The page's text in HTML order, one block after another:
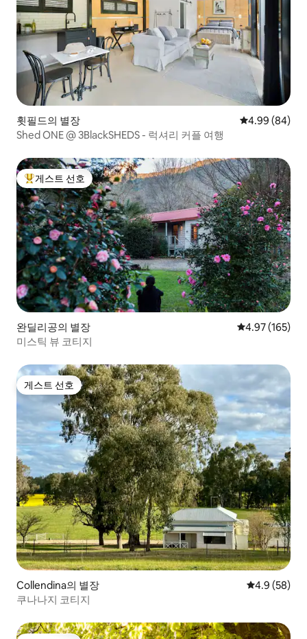
휫필드의 별장 평점 4.99점(5
4.99 (84)
Shed ONE @ 3BlackSHEDS - 럭셔리 커플 여행
상위 게스트 선호
게스트 선호
완딜리공의 별장 평점 4.97점(5
4.97 (165)
미스틱 뷰 코티지
게스트 선호
게스트 선호
Collendina의 별장 평점 4.9점(5
4.9 (58)
쿠나나지 코티지